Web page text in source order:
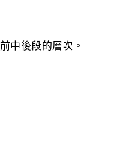
中後段的層次。